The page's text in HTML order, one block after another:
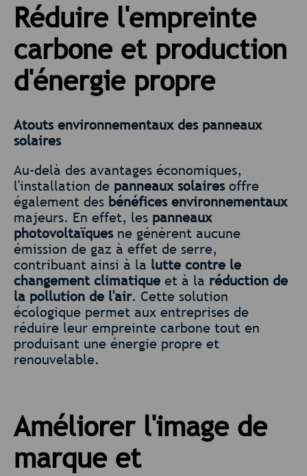
Réduire l'empreinte
carbone et production
d'énergie propre
Atouts environnementaux des panneaux
solaires
Au-delà des avantages économiques,
l'installation de panneaux solairesoffre
également des bénéfices environnementaux
majeurs. En effet, les panneaux
photovoltaïquesne génèrent aucune
émission de gaz à effet de serre,
contribuant ainsi à la lutte contre le
changement climatique et à la réduction de
la pollution de l'air. Cette solution
écologique permet aux entreprises de
réduire leur empreinte carbone tout en
produisant une énergie propre et
renouvelable.
Améliorer l'image de
marque et